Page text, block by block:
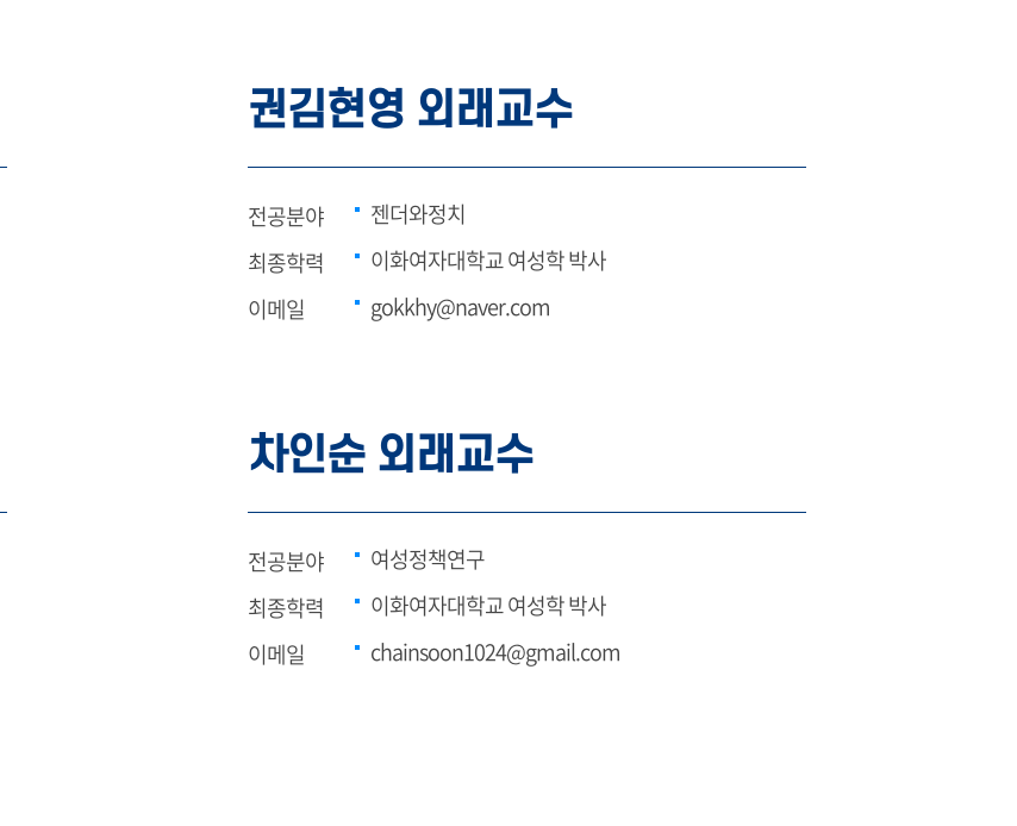
권김현영 외래교수
전공분야
젠더와정치
최종학력
이화여자대학교 여성학 박사
이메일
gokkhy@naver.com
차인순 외래교수
전공분야
여성정책연구
최종학력
이화여자대학교 여성학 박사
이메일
chainsoon1024@gmail.com